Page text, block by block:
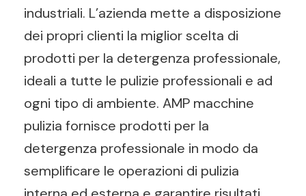
industriali. L’azienda mette a disposizione
dei propri clienti la miglior scelta di
prodotti per la detergenza professionale,
ideali a tutte le pulizie professionali e ad
ogni tipo di ambiente. AMP macchine
pulizia fornisce prodotti per la
detergenza professionale in modo da
semplificare le operazioni di pulizia